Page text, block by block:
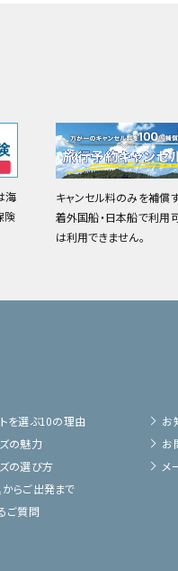
海
険
キャンセル料のみを補償
着外国船・日本船で利用
は利用できません。
を選ぶ10の理由
の魅力
の選び方
らご出発まで
ご質問
お
お
メ